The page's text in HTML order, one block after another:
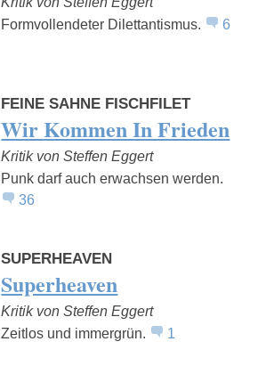
Formvollendeter Dilettantismus.
6
FEINE SAHNE FISCHFILET
Wir Kommen In Frieden
Kritik von Steffen Eggert
Punk darf auch erwachsen werden.
36
SUPERHEAVEN
Superheaven
Kritik von Steffen Eggert
Zeitlos und immergrün.
1